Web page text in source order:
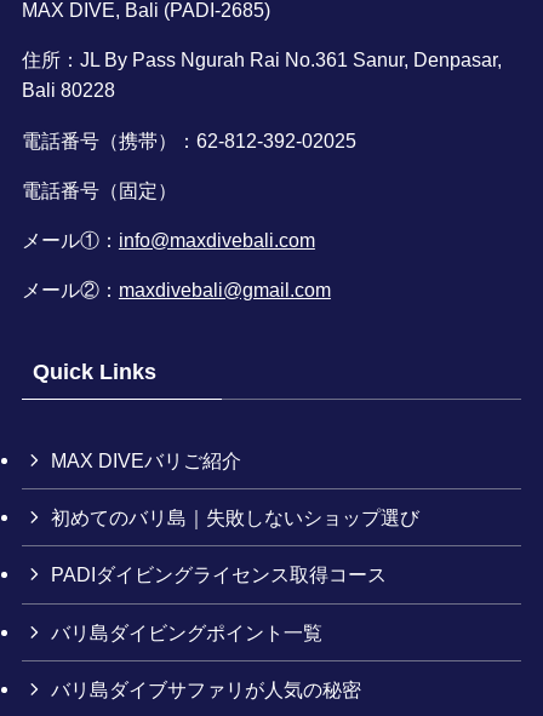
MAX DIVE, Bali (PADI-2685)
住所：JL By Pass Ngurah Rai No.361 Sanur, Denpasar,
Bali 80228
電話番号（携帯）：62-812-392-02025
電話番号（固定）
メール①： info@maxdivebali.com
メール②： maxdivebali@gmail.com
Quick Links
MAX DIVEバリご紹介
初めてのバリ島｜失敗しないショップ選び
PADIダイビングライセンス取得コース
バリ島ダイビングポイント一覧
バリ島ダイブサファリが人気の秘密